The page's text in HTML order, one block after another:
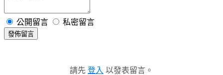
公開留言 私密留言
發佈留言
請先 登入 以發表留言。